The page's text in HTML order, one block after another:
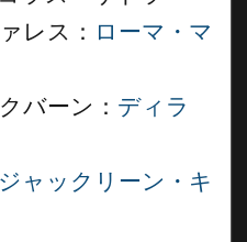
レス： ローマ・マ
バーン： ディラ
ジャックリーン・キ